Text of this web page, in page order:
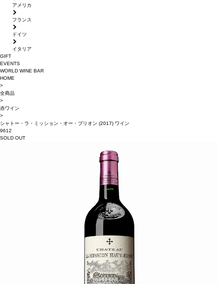
アメリカ
フランス
ドイツ
イタリア
GIFT
EVENTS
WORLD WINE BAR
HOME
>
全商品
>
赤ワイン
>
シャトー・ラ・ミッション・オー・ブリオン (2017) ワイン
9612
SOLD OUT